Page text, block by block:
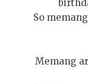
So
Memang